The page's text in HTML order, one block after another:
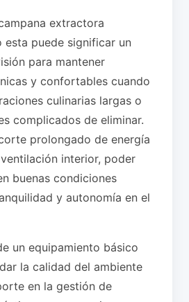
extractora
puede significar un
para mantener
y confortables cuando
culinarias largas o
complicados de eliminar.
prolongado de energía
interior, poder
buenas condiciones
y autonomía en el
un equipamiento básico
la calidad del ambiente
en la gestión de